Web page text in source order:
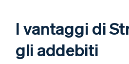
I vantaggi di
gli addebiti